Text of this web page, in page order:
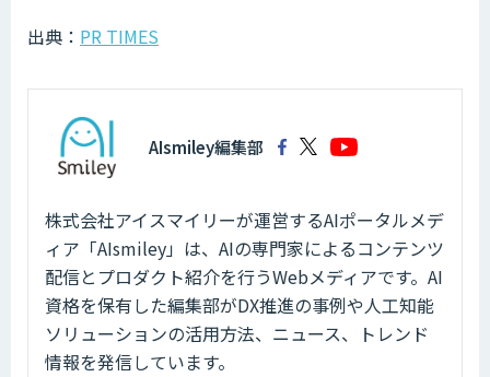
出典： PR TIMES
AIsmiley編集部
株式会社アイスマイリーが運営するAIポータルメデ
ィア「AIsmiley」は、AIの専門家によるコンテンツ
配信とプロダクト紹介を行うWebメディアです。AI
資格を保有した編集部がDX推進の事例や人工知能
ソリューションの活用方法、ニュース、トレンド
情報を発信しています。